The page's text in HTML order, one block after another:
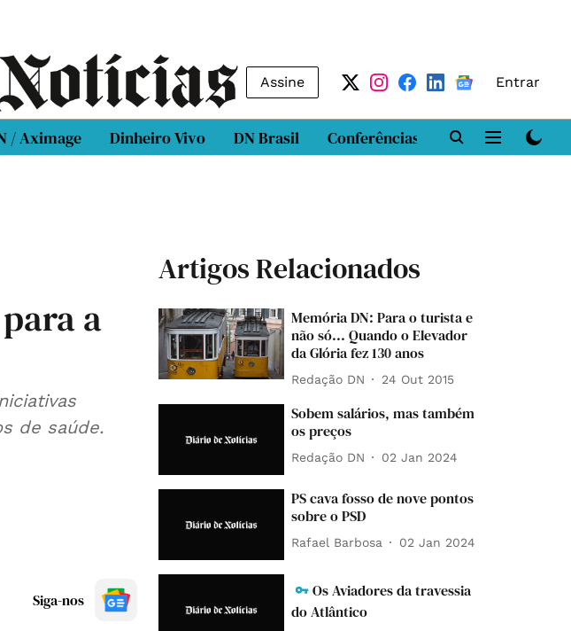
Assine Entrar
/ Aximage Dinheiro Vivo DN Brasil Conferências DN LAB
a
de saúde.
Siga-nos
Artigos Relacionados
Memória DN: Para o turista e
não só... Quando o Elevador
da Glória fez 130 anos
Redação DN 24 Out 2015
Sobem salários, mas também
os preços
Redação DN 02 Jan 2024
PS cava fosso de nove pontos
sobre o PSD
Rafael Barbosa 02 Jan 2024
Os Aviadores da travessia
do Atlântico